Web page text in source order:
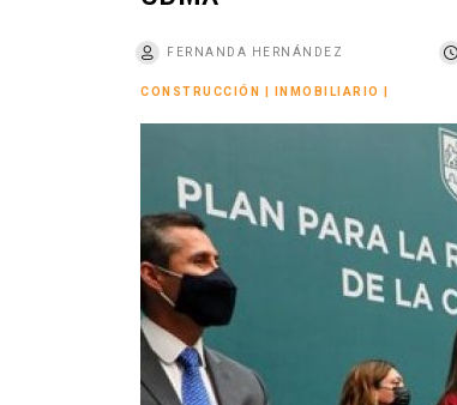
FERNANDA HERNÁNDEZ
CONSTRUCCIÓN INMOBILIARIO